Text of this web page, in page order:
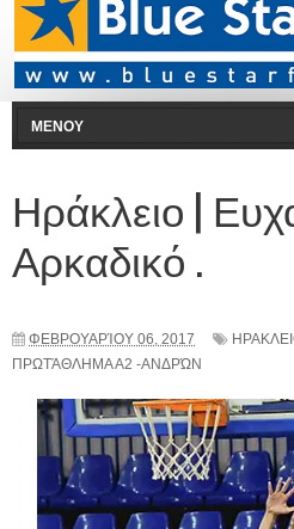
Ηράκλειο |
Αρκαδικό .
ΦΕΒΡΟΥΑΡΊΟΥ 06, 2017
ΠΡΩΤΆΘΛΗΜΑ Α2 -ΑΝΔΡΏΝ